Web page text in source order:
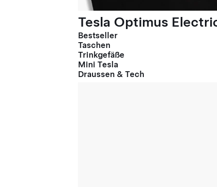
Tesla Optimus
Bestseller
Taschen
Trinkgefäße
Mini Tesla
Draussen & Tech